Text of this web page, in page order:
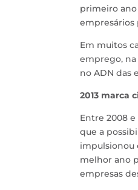
primeiro
empresários
Em muitos
emprego,
no ADN das
2013 marca
Entre 2008
que a
impulsionou
melhor ano
empresas